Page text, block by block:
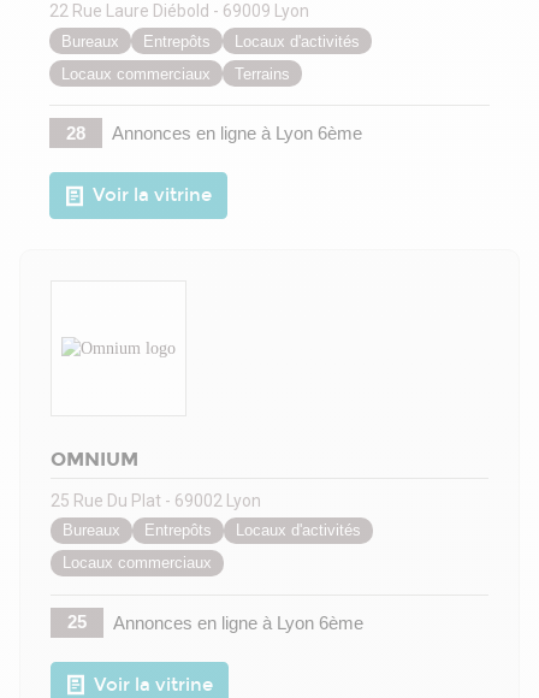
22 Rue Laure Diébold - 69009 Lyon
Bureaux Entrepôts
Locaux d'activités
Locaux commerciaux
Terrains
28 Annonces en ligneà Lyon 6ème
Voir la vitrine
OMNIUM
25 Rue Du Plat - 69002 Lyon
Bureaux Entrepôts
Locaux d'activités
Locaux commerciaux
25 Annonces en ligneà Lyon 6ème
Voir la vitrine